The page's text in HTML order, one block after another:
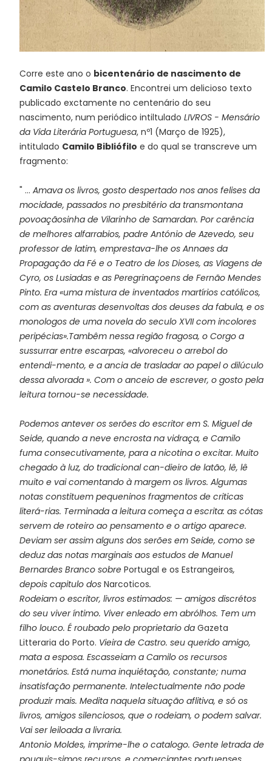
Corre este ano o bicentenário de nascimento de
Camilo Castelo Branco. Encontrei um delicioso texto
publicado exctamente no centenário do seu
nascimento, num periódico intiltulado LIVROS - Mensário
da Vida Literária Portuguesa, nº1 (Março de 1925),
intitulado Camilo Bibliófilo e do qual se transcreve um
fragmento:
" ... Amava os livros, gosto despertado nos anos felises da
mocidade, passados no presbitério da transmontana
povoaçãosinha de Vilarinho de Samardan. Por carência
de melhores alfarrabios, padre António de Azevedo, seu
professor de latim, emprestava-lhe os Annaes da
Propagação da Fé e o Teatro de los Dioses, as Viagens de
Cyro, os Lusiadas e as Peregrinaçoens de Fernão Mendes
Pinto. Era «uma mistura de inventados martírios católicos,
com as aventuras desenvoltas dos deuses da fabula, e os
monologos de uma novela do seculo XVII com incolores
peripécias».Tambêm nessa região fragosa, o Corgo a
sussurrar entre escarpas, «alvoreceu o arrebol do
entendi-mento, e a ancia de trasladar ao papel o dilúculo
dessa alvorada ». Com o anceio de escrever, o gosto pela
leitura tornou-se necessidade.
Podemos antever os serões do escritor em S. Miguel de
Seide, quando a neve encrosta na vidraça, e Camilo
fuma consecutivamente, para a nicotina o excitar. Muito
chegado à luz, do tradicional can-dieiro de latão, lê, lê
muito e vai comentando à margem os livros. Algumas
notas constituem pequeninos fragmentos de criticas
literá-rias. Terminada a leitura começa a escrita: as cótas
servem de roteiro ao pensamento e o artigo aparece.
Deviam ser assim alguns dos serões em Seide, como se
deduz das notas marginais aos estudos de Manuel
Bernardes Branco sobre Portugal e os Estrangeiros,
depois capitulo dos Narcoticos.
Rodeiam o escritor, livros estimados: — amigos discrétos
do seu viver íntimo. Viver enleado em abrólhos. Tem um
filho louco. É roubado pelo proprietario da Gazeta
Litteraria do Porto. Vieira de Castro. seu querido amigo,
mata a esposa. Escasseiam a Camilo os recursos
monetários. Está numa inquiétação, constante; numa
insatisfação permanente. Intelectualmente não pode
produzir mais. Medita naquela situação aflitiva, e só os
livros, amigos silenciosos, que o rodeiam, o podem salvar.
Vai ser leiloada a livraria.
Antonio Moldes, imprime-lhe o catalogo. Gente letrada de